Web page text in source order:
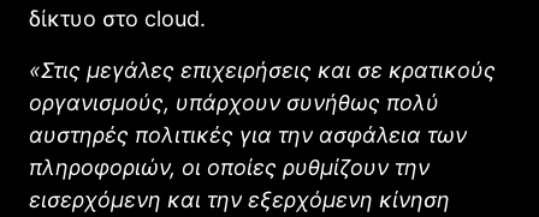
δίκτυο στο cloud.
«Στις μεγάλες επιχειρήσεις και σε κρατικούς
οργανισμούς, υπάρχουν συνήθως πολύ
αυστηρές πολιτικές για την ασφάλεια των
πληροφοριών, οι οποίες ρυθμίζουν την
εισερχόμενη και την εξερχόμενη κίνηση